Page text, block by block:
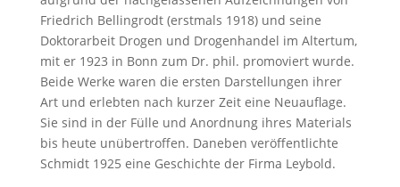
Friedrich Bellingrodt (erstmals 1918) und seine
Doktorarbeit Drogen und Drogenhandel im Altertum,
mit er 1923 in Bonn zum Dr. phil. promoviert wurde.
Beide Werke waren die ersten Darstellungen ihrer
Art und erlebten nach kurzer Zeit eine Neuauflage.
Sie sind in der Fülle und Anordnung ihres Materials
bis heute unübertroffen. Daneben veröffentlichte
Schmidt 1925 eine Geschichte der Firma Leybold.